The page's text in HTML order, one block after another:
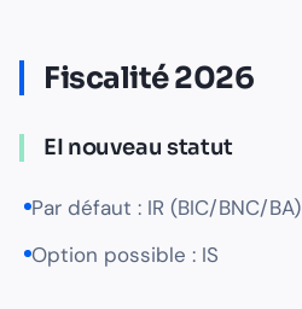
Fiscalité 2026
EI nouveau statut
Par défaut : IR (BIC/BNC/BA)
Option possible : IS